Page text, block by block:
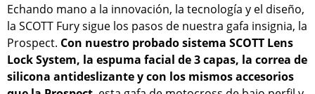
Echando mano a la innovación, la tecnología y el diseño,
la SCOTT Fury sigue los pasos de nuestra gafa insignia, la
Prospect. Con nuestro probado sistema SCOTT Lens
Lock System, la espuma facial de 3 capas, la correa de
silicona antideslizante y con los mismos accesorios